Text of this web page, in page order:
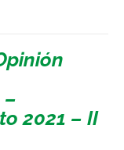
2021 – II